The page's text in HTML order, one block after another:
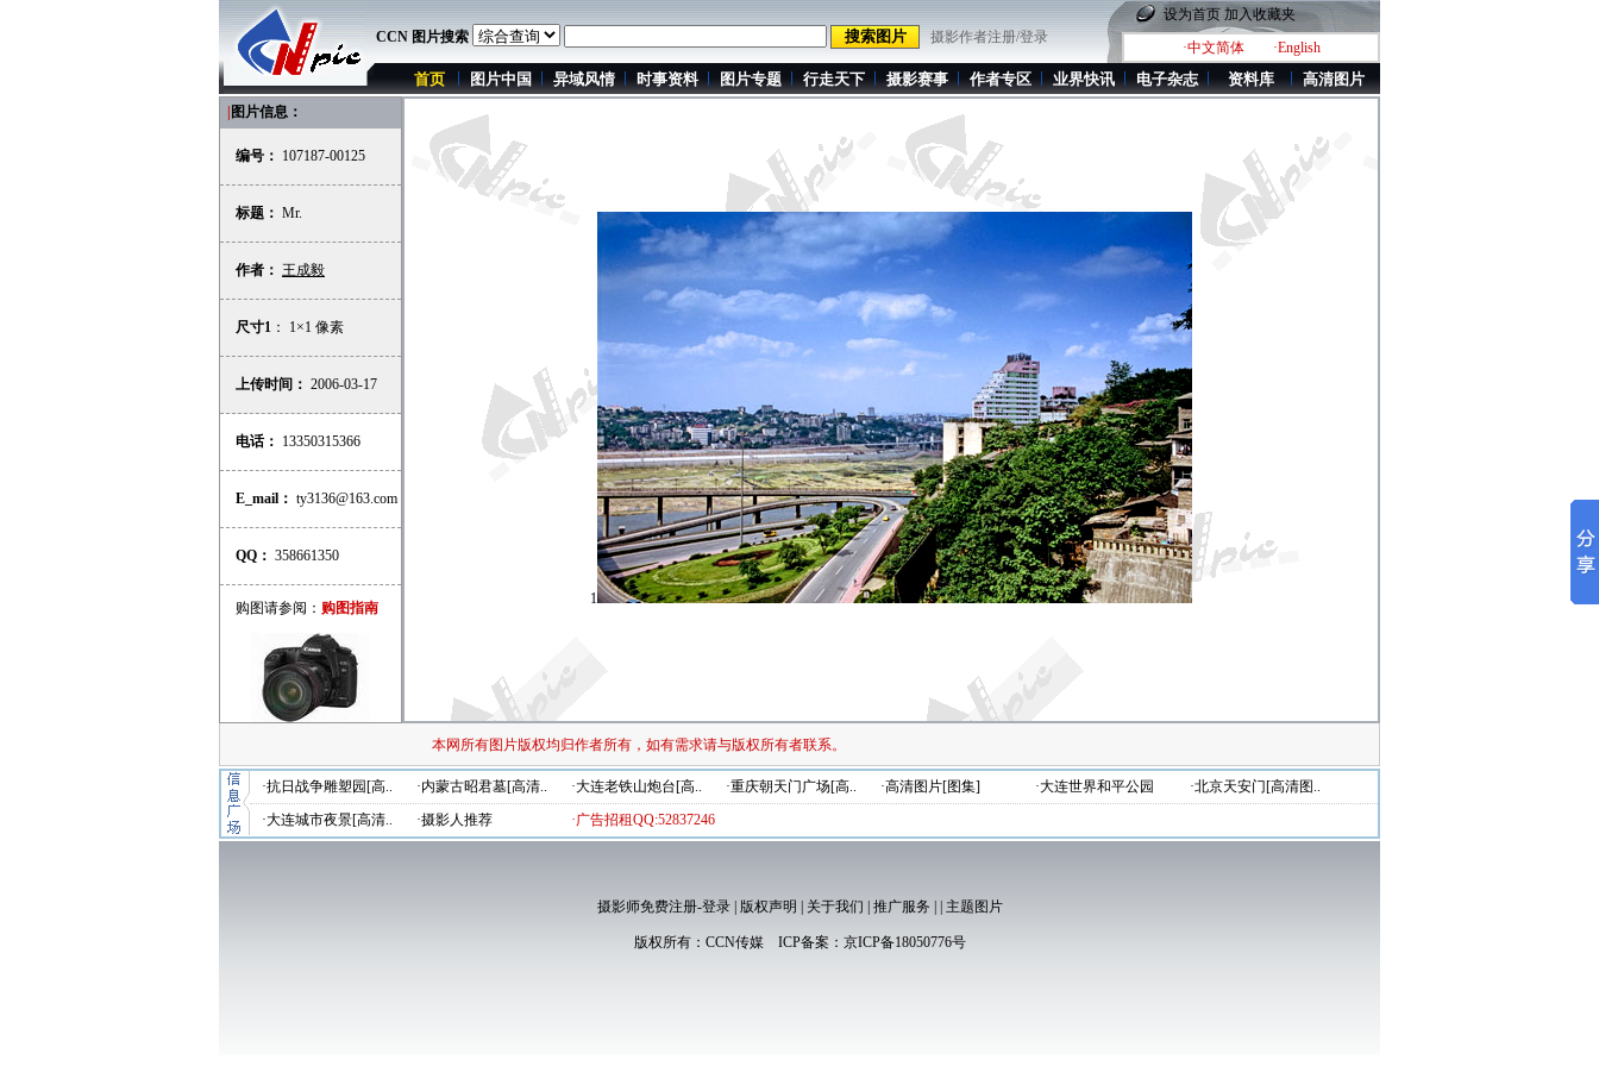
CCN 图片搜索 摄影作者注册/登录
设为首页 加入收藏夹
·中文简体
·English
首页 图片中国 异域风情 时事资料 图片专题 行走天下 摄影赛事 作者专区 业界快讯 电子杂志 资料库 高清图片
图片信息：
编号： 107187-00125
标题： Mr.
作者： 王成毅
尺寸1 ： 1×1 像素
上传时间： 2006-03-17
电话： 13350315366
E_mail： ty3136@163.com
QQ： 358661350
购图请参阅： 购图指南
1
本网所有图片版权均归作者所有，如有需求请与版权所有者联系。
·抗日战争雕塑园[高.. ·内蒙古昭君墓[高清.. ·大连老铁山炮台[高.. ·重庆朝天门广场[高.. ·高清图片[图集] ·大连世界和平公园
·北京天安门[高清图..
·大连城市夜景[高清..
·摄影人推荐 ·广告招租QQ:52837246
摄影师免费注册-登录| 版权声明 关于我们 推广服务 主题图片
版权所有： CCN传媒ICP备案： 京ICP备18050776号